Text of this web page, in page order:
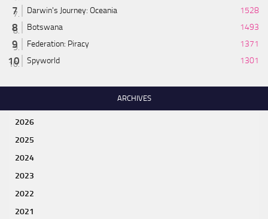
Darwin's Journey: Oceania
1528
Botswana
1493
Federation: Piracy
1371
Spyworld
1301
ARCHIVES
2026
2025
2024
2023
2022
2021